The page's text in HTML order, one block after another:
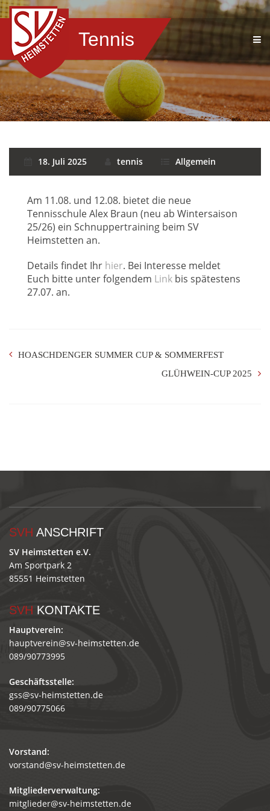
Tennis
18. Juli 2025 tennis Allgemein
Am 11.08. und 12.08. bietet die neue
Tennisschule Alex Braun (neu ab Wintersaison
25/26) ein Schnuppertraining beim SV
Heimstetten an.
Details findet Ihr hier. Bei Interesse meldet
Euch bitte unter folgendem Link bis spätestens
27.07. an.
HOASCHDENGER SUMMER CUP & SOMMERFEST
GLÜHWEIN-CUP 2025
SVH ANSCHRIFT
SV Heimstetten e.V.
Am Sportpark 2
85551 Heimstetten
SVH KONTAKTE
Hauptverein:
hauptverein@sv-heimstetten.de
089/90773995
Geschäftsstelle:
gss@sv-heimstetten.de
089/90775066
Vorstand:
vorstand@sv-heimstetten.de
Mitgliederverwaltung:
mitglieder@sv-heimstetten.de